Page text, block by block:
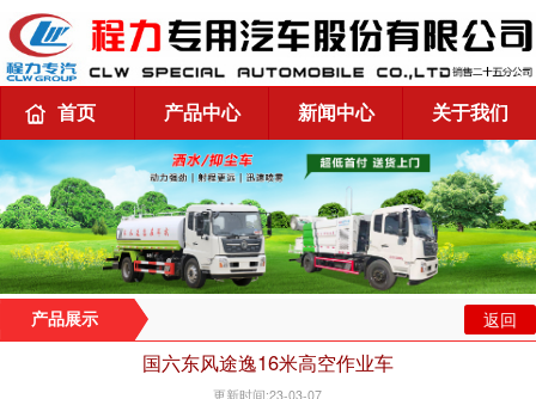
首页 产品中心 新闻中心 关于我们
产品展示 返回
国六东风途逸16米高空作业车
更新时间:23-03-07